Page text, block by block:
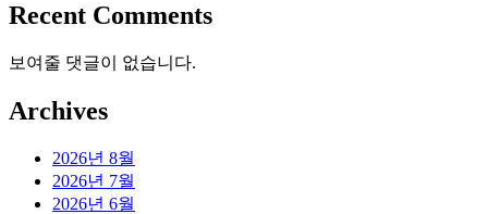
Recent Comments
보여줄 댓글이 없습니다.
Archives
2026년 8월
2026년 7월
2026년 6월